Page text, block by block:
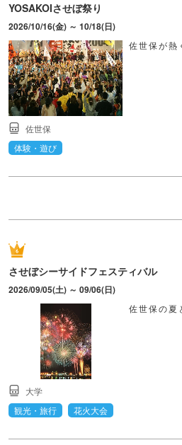
YOSAKOIさせぼ祭り
2026/10/16(金) ～ 10/18(日)
佐世保が熱
佐世保
体験・遊び
させぼシーサイドフェスティバル
2026/09/05(土) ～ 09/06(日)
佐世保の夏
大学
観光・旅行
花火大会